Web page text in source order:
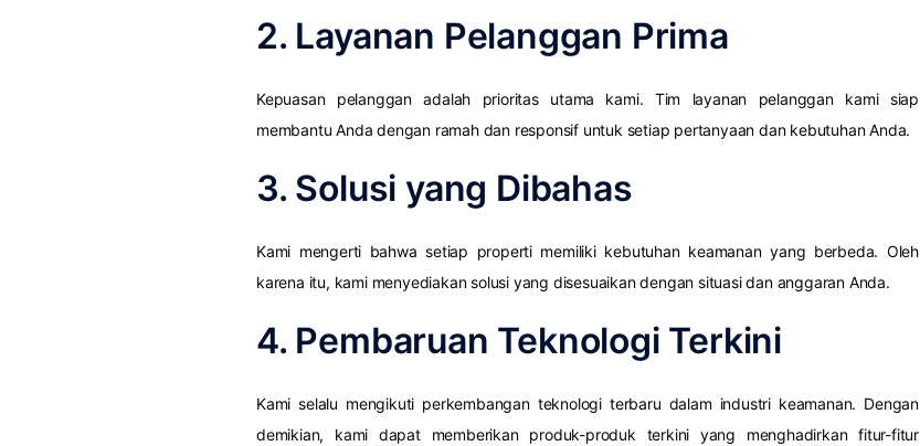
2. Layanan Pelanggan Prima
Kepuasan pelanggan adalah prioritas utama kami. Tim layanan pelanggan kami siap
membantu Anda dengan ramah dan responsif untuk setiap pertanyaan dan kebutuhan Anda.
3. Solusi yang Dibahas
Kami mengerti bahwa setiap properti memiliki kebutuhan keamanan yang berbeda. Oleh
karena itu, kami menyediakan solusi yang disesuaikan dengan situasi dan anggaran Anda.
4. Pembaruan Teknologi Terkini
Kami selalu mengikuti perkembangan teknologi terbaru dalam industri keamanan. Dengan
demikian, kami dapat memberikan produk-produk terkini yang menghadirkan fitur-fitur